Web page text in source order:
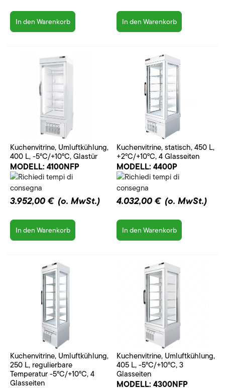
In den Warenkorb In den Warenkorb
Kuchenvitrine, Umluftkühlung,
400 L, -5°C/+10°C, Glastür
MODELL: 4100NFP
3.952,00 € (o. MwSt.)
In den Warenkorb
Kuchenvitrine, statisch, 450 L,
+2°C/+10°C, 4 Glasseiten
MODELL: 4400P
4.032,00 € (o. MwSt.)
In den Warenkorb
Kuchenvitrine, Umluftkühlung,
250 L, regulierbare
Temperatur -5°C/+10°C, 4
Glasseiten
Kuchenvitrine, Umluftkühlung,
405 L, -5°C/+10°C, 3
Glasseiten
MODELL: 4300NFP